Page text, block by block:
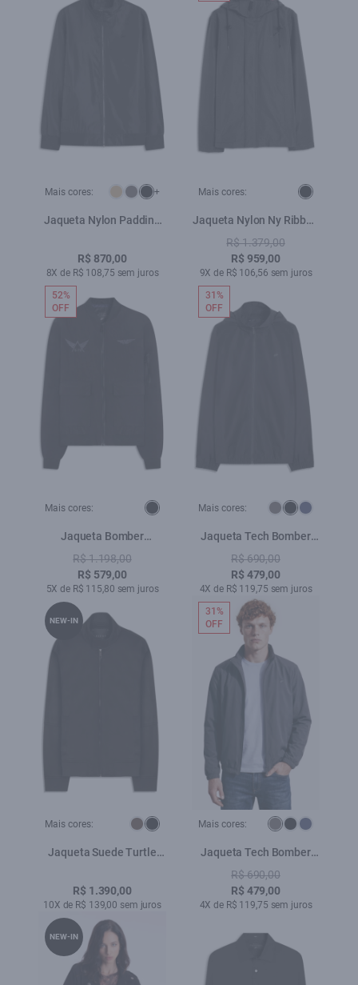
Mais cores: +
Jaqueta Nylon Padding
R$ 870,00
8X de R$ 108,75 sem juros
Mais cores:
Jaqueta Nylon Ny Ribbon
Hood Preto
R$ 1.379,00
R$ 959,00
9X de R$ 106,56 sem juros
Mais cores:
Jaqueta Bomber
Embroidery Preto
R$ 1.198,00
R$ 579,00
5X de R$ 115,80 sem juros
52%
OFF
Mais cores:
Jaqueta Tech Bomber
Hood Preto
R$ 690,00
R$ 479,00
4X de R$ 119,75 sem juros
31%
OFF
Mais cores:
Jaqueta Suede Turtle
R$ 1.390,00
10X de R$ 139,00 sem juros
NEW-IN
Mais cores:
Jaqueta Tech Bomber
Hood Grafite
R$ 690,00
R$ 479,00
4X de R$ 119,75 sem juros
31%
OFF
NEW-IN